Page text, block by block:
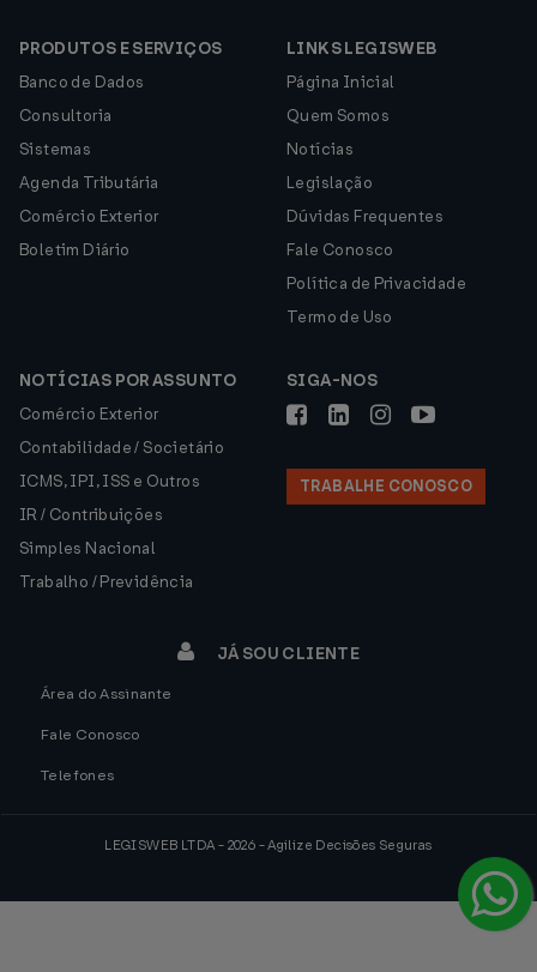
PRODUTOS E SERVIÇOS
Banco de Dados
Consultoria
Sistemas
Agenda Tributária
Comércio Exterior
Boletim Diário
LINKS LEGISWEB
Página Inicial
Quem Somos
Notícias
Legislação
Dúvidas Frequentes
Fale Conosco
Política de Privacidade
Termo de Uso
NOTÍCIAS POR ASSUNTO
Comércio Exterior
Contabilidade / Societário
ICMS, IPI, ISS e Outros
IR / Contribuições
Simples Nacional
Trabalho / Previdência
SIGA-NOS
TRABALHE CONOSCO
JÁ SOU CLIENTE
Área do Assinante
Fale Conosco
Telefones
LEGISWEB LTDA - 2026 - Agilize Decisões Seguras